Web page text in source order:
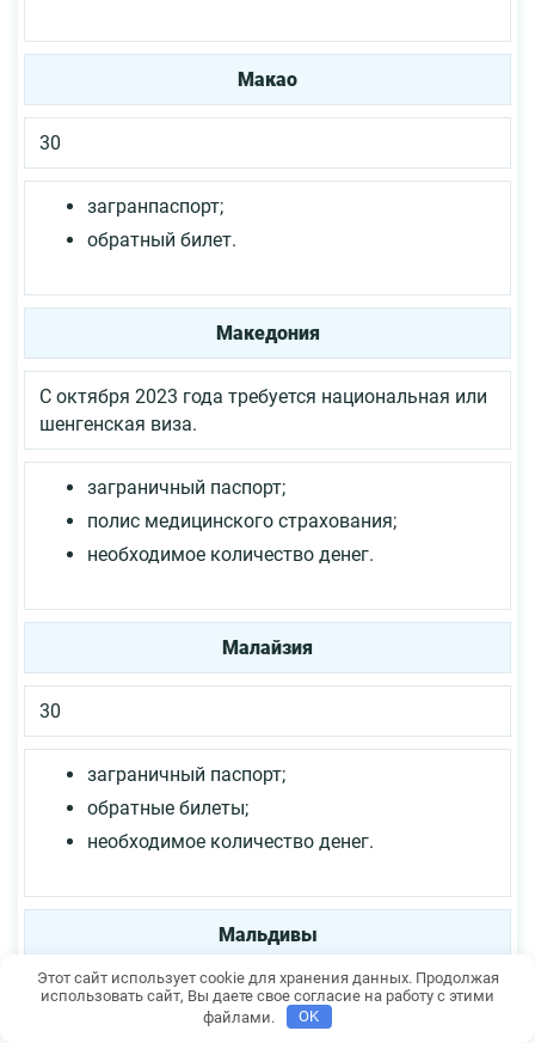
Макао
30
загранпаспорт;
обратный билет.
Македония
С октября 2023 года требуется национальная или
шенгенская виза.
заграничный паспорт;
полис медицинского страхования;
необходимое количество денег.
Малайзия
30
заграничный паспорт;
обратные билеты;
необходимое количество денег.
Мальдивы
90
Этот сайт использует cookie для хранения данных. Продолжая
использовать сайт, Вы даете свое согласие на работу с этими
файлами.
OK